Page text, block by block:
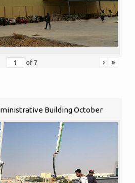
of 7 › »
Building October